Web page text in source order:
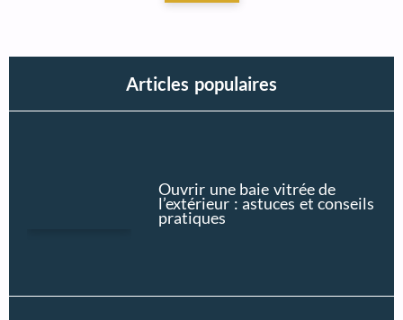
Articles populaires
Ouvrir une baie vitrée de
l’extérieur : astuces et conseils
pratiques